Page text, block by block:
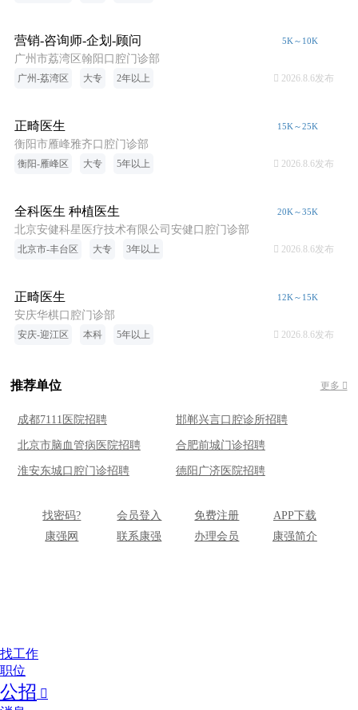
营销-咨询师-企划-顾问 5K～10K
广州市荔湾区翰阳口腔门诊部
广州-荔湾区 大专 2年以上  2026.8.6发布
正畸医生 15K～25K
衡阳市雁峰雅齐口腔门诊部
衡阳-雁峰区 大专 5年以上  2026.8.6发布
全科医生 种植医生 20K～35K
北京安健科星医疗技术有限公司安健口腔门诊部
北京市-丰台区 大专 3年以上  2026.8.6发布
正畸医生 12K～15K
安庆华棋口腔门诊部
安庆-迎江区 本科 5年以上  2026.8.6发布
推荐单位 更多 
成都7111医院招聘 邯郸兴言口腔诊所招聘
北京市脑血管病医院招聘 合肥前城门诊招聘
淮安东城口腔门诊招聘 德阳广济医院招聘
找密码? 会员登入 免费注册
APP下载
康强网
联系康强 办理会员 康强简介
找工作
职位
公招 